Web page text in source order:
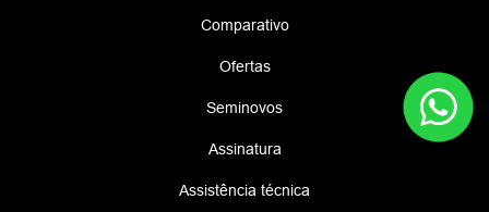
Comparativo
Ofertas
Seminovos
Assinatura
Assistência técnica